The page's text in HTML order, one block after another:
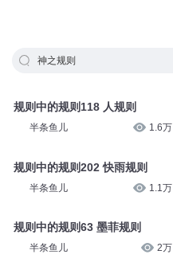
神之规则
规则中的规则118 人规则
半条鱼儿 1.6万
规则中的规则202 快雨规则
半条鱼儿 1.1万
规则中的规则63 墨菲规则
半条鱼儿 2万